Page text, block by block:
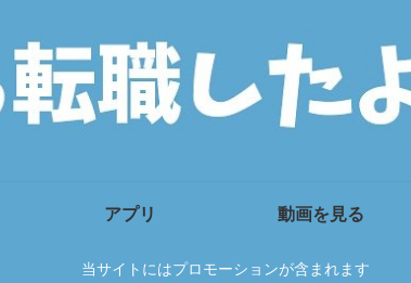
アプリ 動画を見る
当サイトにはプロモーションが含まれます